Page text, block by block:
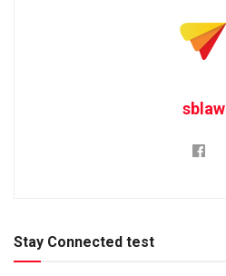
sblaw
Stay Connected test